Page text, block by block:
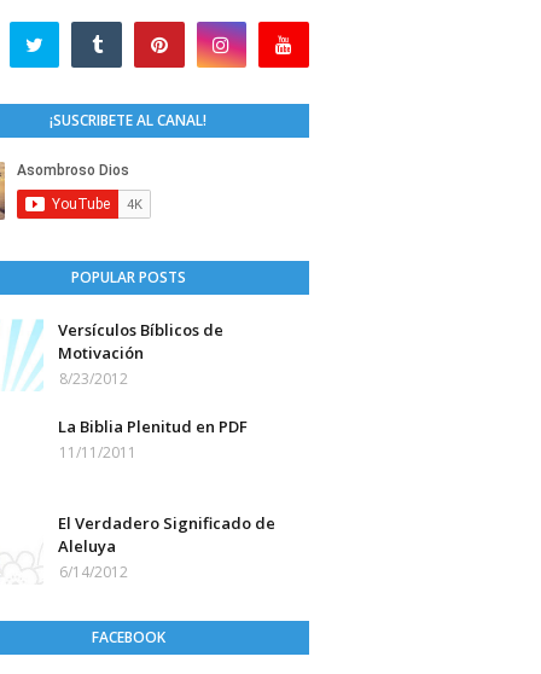
¡SUSCRIBETE AL CANAL!
POPULAR POSTS
Versículos Bíblicos de
Motivación
8/23/2012
La Biblia Plenitud en PDF
11/11/2011
El Verdadero Significado de
Aleluya
6/14/2012
FACEBOOK